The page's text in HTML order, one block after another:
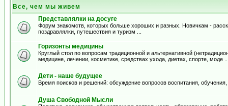
Все, чем мы живем
Представлялки на досуге
Форум знакомств, которых больше хороших и разных. Новичкам -
поздравлялки, путешествия и туризм ...
Горизонты медицины
Круглый стол по вопросам традиционной и альтернативной
медицине, лечении, косметике, средствах ухода, диетах, спорте, моде
Дети - наше будущее
Время поисков и решений: обсуждение вопросов воспитания,
Душа Свободной Мысли